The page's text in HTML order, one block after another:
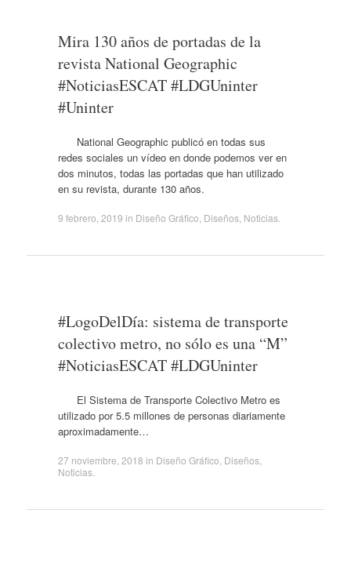
Mira 130 años de portadas de la
revista National Geographic
#NoticiasESCAT #LDGUninter
#Uninter
National Geographic publicó en todas sus
redes sociales un vídeo en donde podemos ver en
dos minutos, todas las portadas que han utilizado
en su revista, durante 130 años.
9 febrero, 2019 in Diseño Gráfico Diseños, Noticias.
#LogoDelDía: sistema de transporte
colectivo metro, no sólo es una “M”
#NoticiasESCAT #LDGUninter
El Sistema de Transporte Colectivo Metro es
utilizado por 5.5 millones de personas diariamente
aproximadamente…
27 noviembre, 2018 in Diseño Gráfico Diseños,
Noticias.